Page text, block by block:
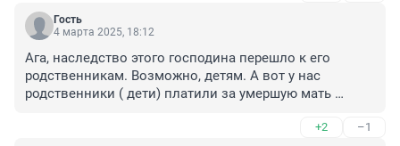
Гость
4 марта 2025, 18:12
Ага, наследство этого господина перешло к его
родственникам. Возможно, детям. А вот у нас
родственники ( дети) платили за умершую мать
+2 –1